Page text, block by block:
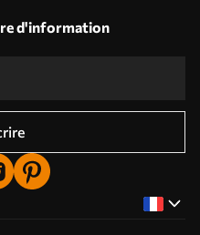
d'information